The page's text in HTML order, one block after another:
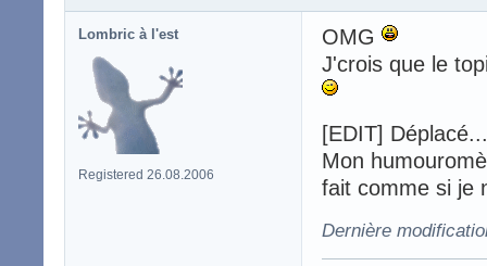
Lombric à l'est
Registered 26.08.2006
OMG
J'crois que le
[EDIT]
Mon
fait comme si je
Dernière